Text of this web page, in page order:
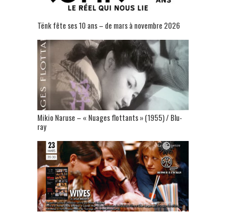
Tënk fête ses 10 ans – de mars à novembre 2026
Mikio Naruse – « Nuages flottants » (1955) / Blu-
ray